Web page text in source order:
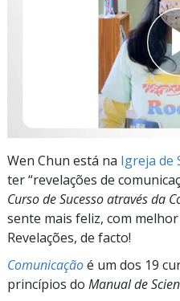
Wen Chun está na Igreja de
ter “revelações de
Curso de Sucesso através da
sente mais feliz, com
Revelações, de facto!
Comunicaçãoé um dos 19
princípios do Manual de